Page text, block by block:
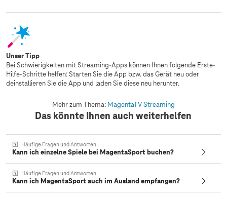
Unser Tipp
Bei Schwierigkeiten mit Streaming-Apps können Ihnen folgende Erste-
Hilfe-Schritte helfen: Starten Sie die App bzw. das Gerät neu oder
deinstallieren Sie die App und laden Sie diese neu herunter.
Mehr zum Thema: MagentaTV Streaming
Das könnte Ihnen auch weiterhelfen
Häufige Fragen und Antworten
Kann ich einzelne Spiele bei MagentaSport buchen?
Häufige Fragen und Antworten
Kann ich MagentaSport auch im Ausland empfangen?